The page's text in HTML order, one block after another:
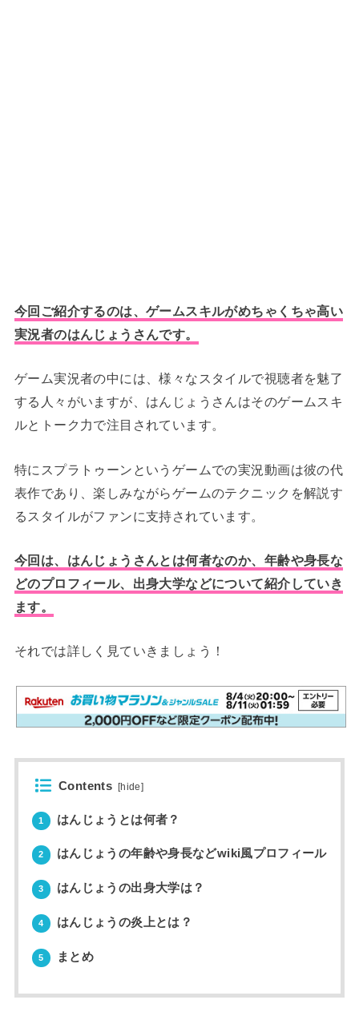
今回ご紹介するのは、ゲームスキルがめちゃくちゃ高い
実況者のはんじょうさんです。
ゲーム実況者の中には、様々なスタイルで視聴者を魅了
する人々がいますが、はんじょうさんはそのゲームスキ
ルとトーク力で注目されています。
特にスプラトゥーンというゲームでの実況動画は彼の代
表作であり、楽しみながらゲームのテクニックを解説す
るスタイルがファンに支持されています。
今回は、はんじょうさんとは何者なのか、年齢や身長な
どのプロフィール、出身大学などについて紹介していき
ます。
それでは詳しく見ていきましょう！
Contents [hide]
1 はんじょうとは何者？
2 はんじょうの年齢や身長などwiki風プロフィール
3 はんじょうの出身大学は？
4 はんじょうの炎上とは？
5 まとめ